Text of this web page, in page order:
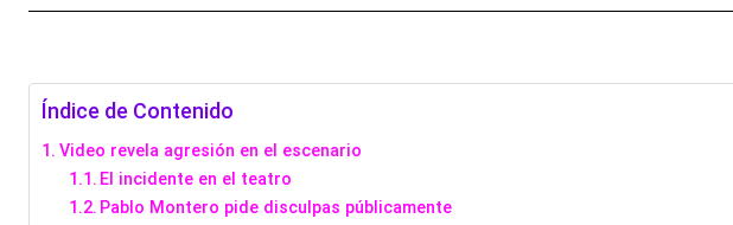
Índice de Contenido
Video revela agresión en el escenario
El incidente en el teatro
Pablo Montero pide disculpas públicamente